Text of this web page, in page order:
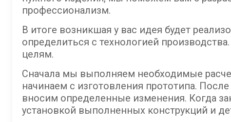
профессионализм.
В итоге возникшая у вас идея будет
определиться с технологией
целям.
Сначала мы выполняем необходимые
начинаем с изготовления прототипа.
вносим определенные изменения. Когда
установкой выполненных конструкций и